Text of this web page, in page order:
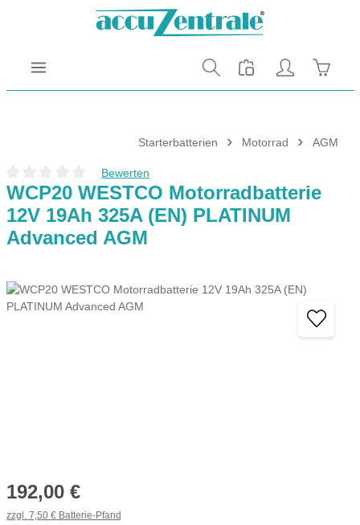
Zum Hauptinhalt springen
Starterbatterien Motorrad AGM
Durchschnittliche Bewertung von 0 von 5 Sternen
Bewerten
WCP20 WESTCO Motorradbatterie
12V 19Ah 325A (EN) PLATINUM
Advanced AGM
Bildergalerie überspringen
Regulärer Preis:
192,00 €
zzgl. 7,50 € Batterie-Pfand